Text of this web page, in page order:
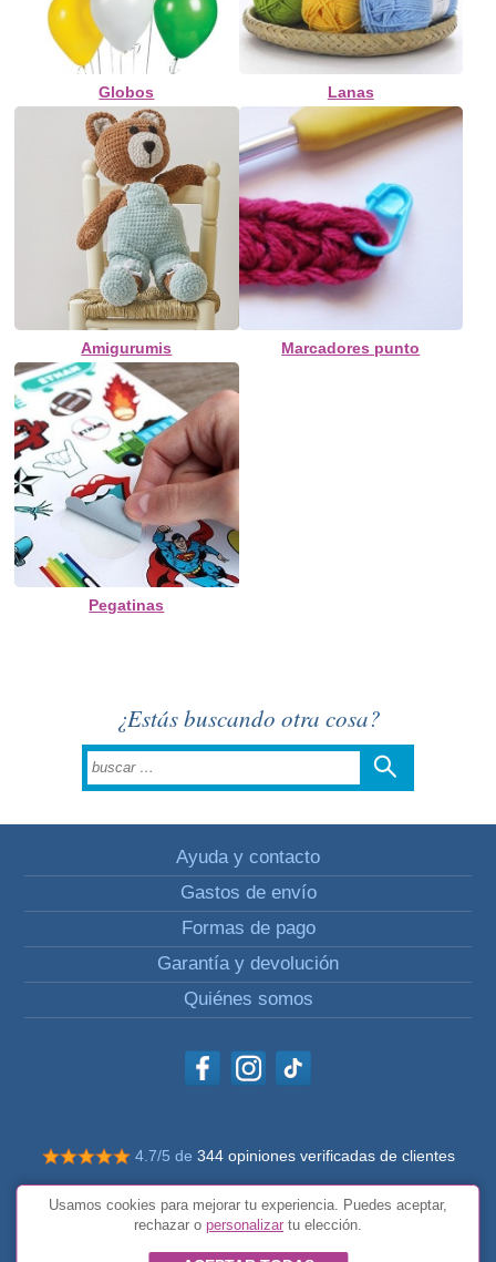
Globos Lanas
Amigurumis Marcadores punto
Pegatinas
¿Estás buscando otra cosa?
Ayuda y contacto
Gastos de envío
Formas de pago
Garantía y devolución
Quiénes somos
4.7/5 de 344 opiniones verificadas de clientes
© Todos los derechos reservados Impulsivos
Condiciones generales
Usamos cookies para mejorar tu experiencia. Puedes aceptar,
rechazar o personalizar tu elección.